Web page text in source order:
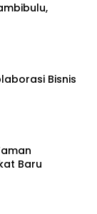
Bisnis
Baru